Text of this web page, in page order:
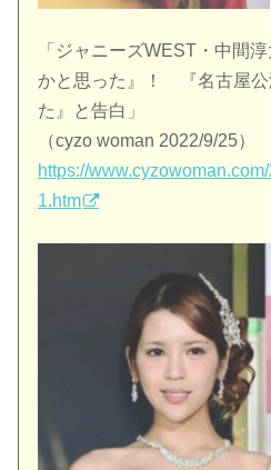
「ジャニーズWEST・中間
かと思った』！ 『名古屋公
た』と告白」
（cyzo woman 2022/9/25）
https://
1.htm